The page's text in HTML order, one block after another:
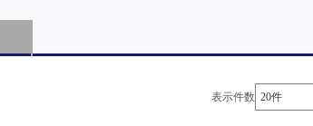
表示件数